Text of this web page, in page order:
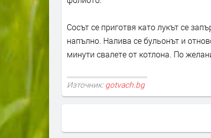
Сосът се приготвя като лукът се
напълно. Налива се бульонът и
минути свалете от котлона. По
Източник: gotvach.bg